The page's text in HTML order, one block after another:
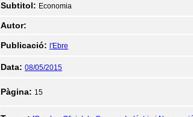
Subtitol: Economia
Autor:
Publicació: l'Ebre
Data: 08/05/2015
Pàgina: 15